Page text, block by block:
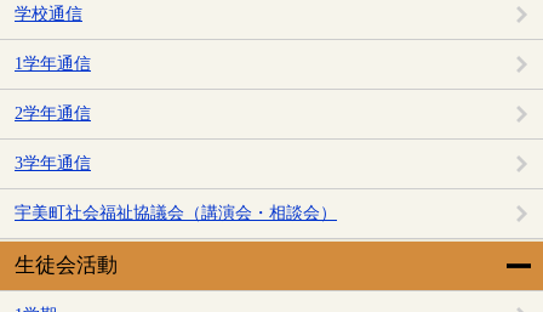
学校通信
1学年通信
2学年通信
3学年通信
宇美町社会福祉協議会（講演会・相談会）
生徒会活動